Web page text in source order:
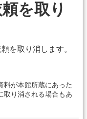
を取り
を取り消します。
料が本館所蔵にあった
取り消される場合もあ